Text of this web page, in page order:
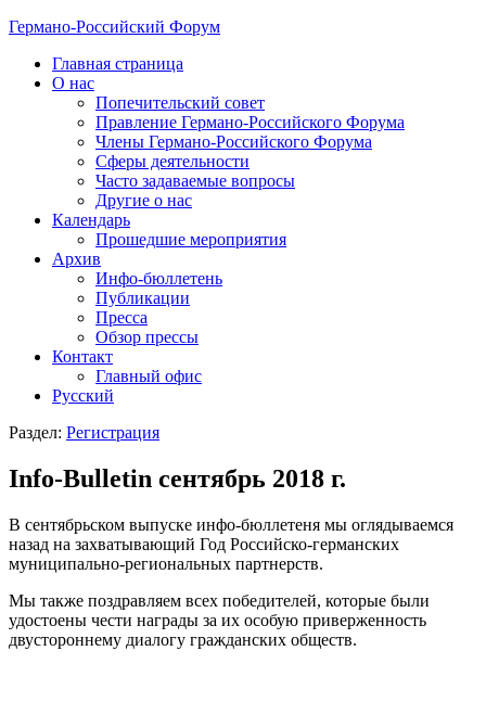
Германо-Российский Форум
Главная страница
О нас
Попечительский совет
Правление Германо-Российского Форума
Члены Германо-Российского Форума
Сферы деятельности
Часто задаваемые вопросы
Другие о нас
Календарь
Прошедшие мероприятия
Архив
Инфо-бюллетень
Публикации
Пресса
Обзор прессы
Контакт
Главный офис
Русский
Раздел: Регистрация
Info-Bulletin сентябрь 2018 г.
В сентябрьском выпуске инфо-бюллетеня мы оглядываемся
назад на захватывающий Год Российско-германских
муниципально-региональных партнерств.
Мы также поздравляем всех победителей, которые были
удостоены чести награды за их особую приверженность
двустороннему диалогу гражданских обществ.